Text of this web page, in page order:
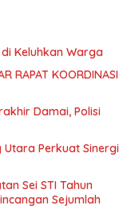
Keluhkan Warga
RAPAT KOORDINASI
Damai, Polisi
Utara Perkuat Sinergi
Sei STI Tahun
Sejumlah